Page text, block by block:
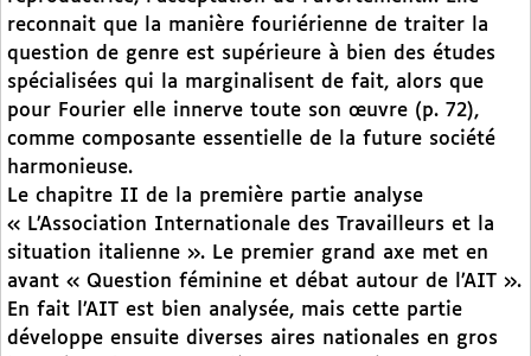
reconnait que la manière fouriérienne de traiter la
question de genre est supérieure à bien des études
spécialisées qui la marginalisent de fait, alors que
pour Fourier elle innerve toute son œuvre (p. 72),
comme composante essentielle de la future société
harmonieuse.
Le chapitre II de la première partie analyse
« L’Association Internationale des Travailleurs et la
situation italienne ». Le premier grand axe met en
avant « Question féminine et débat autour de l’AIT ».
En fait l’AIT est bien analysée, mais cette partie
développe ensuite diverses aires nationales en gros